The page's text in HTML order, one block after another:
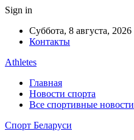
Sign in
Суббота, 8 августа, 2026
Контакты
Athletes
Главная
Новости спорта
Все спортивные новости
Спорт Беларуси